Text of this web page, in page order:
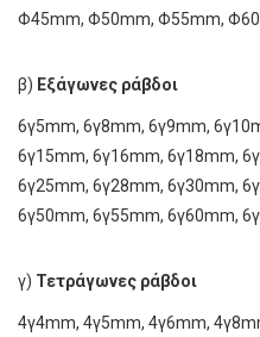
Φ45mm, Φ50mm, Φ55mm,
β) Εξάγωνες ράβδοι
6γ5mm, 6γ8mm, 6γ9mm,
6γ15mm, 6γ16mm, 6γ18mm,
6γ25mm, 6γ28mm, 6γ30mm,
6γ50mm, 6γ55mm, 6γ60mm,
γ) Τετράγωνες ράβδοι
4γ4mm, 4γ5mm, 4γ6mm,